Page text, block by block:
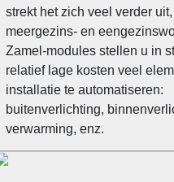
strekt het zich veel verder
meergezins- en
Zamel-modules stellen u in
relatief lage kosten veel
installatie te automatiseren:
buitenverlichting,
verwarming, enz.